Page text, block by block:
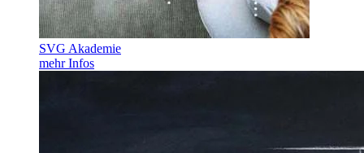
SVG Akademie
mehr Infos